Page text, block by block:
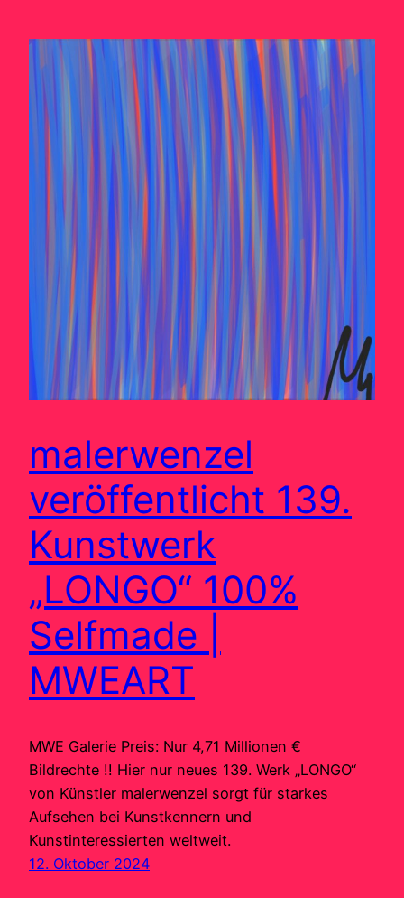
malerwenzel
veröffentlicht 139.
Kunstwerk
„LONGO“ 100%
Selfmade |
MWEART
MWE Galerie Preis: Nur 4,71 Millionen €
Bildrechte !! Hier nur neues 139. Werk „LONGO“
von Künstler malerwenzel sorgt für starkes
Aufsehen bei Kunstkennern und
Kunstinteressierten weltweit.
12. Oktober 2024